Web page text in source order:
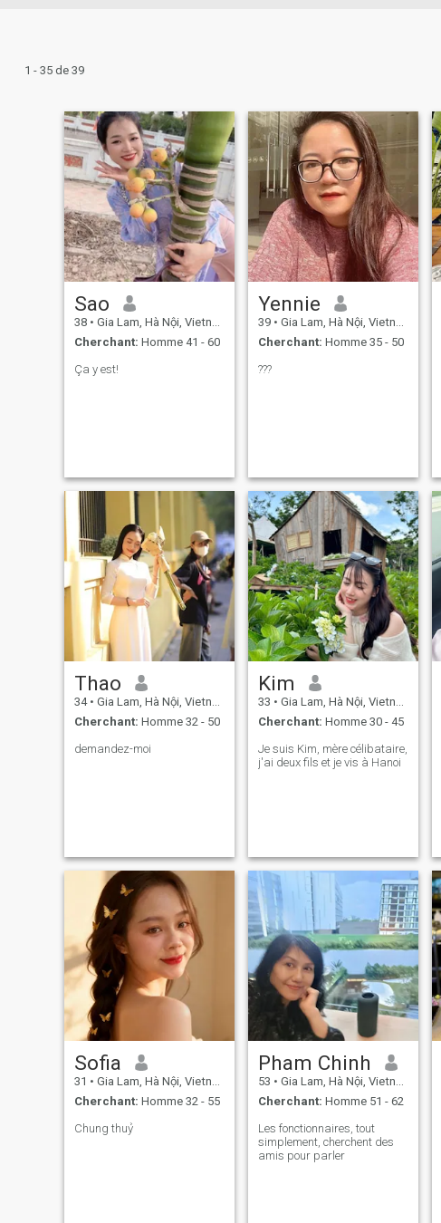
1 - 35 de 39
Sao
38 • Gia Lam, Hà Nội, Vietnam
Cherchant: Homme 41 - 60
Ça y est!
Yennie
39 • Gia Lam, Hà Nội, Vietnam
Cherchant: Homme 35 - 50
???
Thao
34 • Gia Lam, Hà Nội, Vietnam
Cherchant: Homme 32 - 50
demandez-moi
Kim
33 • Gia Lam, Hà Nội, Vietnam
Cherchant: Homme 30 - 45
Je suis Kim, mère célibataire,
j'ai deux fils et je vis à Hanoi
Sofia
31 • Gia Lam, Hà Nội, Vietnam
Cherchant: Homme 32 - 55
Chung thuỷ
Pham Chinh
53 • Gia Lam, Hà Nội, Vietnam
Cherchant: Homme 51 - 62
Les fonctionnaires, tout
simplement, cherchent des
amis pour parler